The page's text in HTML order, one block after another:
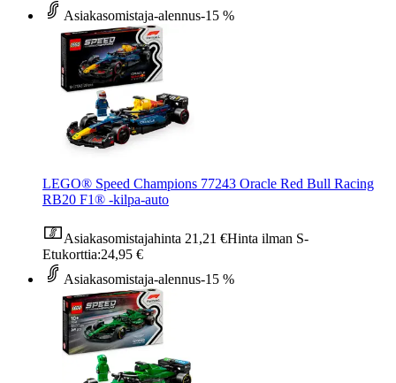
Asiakasomistaja-alennus-15 %
LEGO® Speed Champions 77243 Oracle Red Bull Racing
RB20 F1® ‑kilpa-auto
Asiakasomistajahinta 21,21 €Hinta ilman S-
Etukorttia:24,95 €
Asiakasomistaja-alennus-15 %